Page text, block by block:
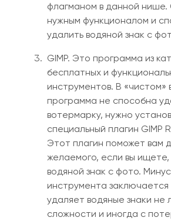
флагманом в данной нише.
нужным функционалом и
удалить водяной знак с
GIMP. Это программа из
бесплатных и
инструментов. В «чистом»
программа не способна
вотермарку, нужно
специальный плагин GIMP
Этот плагин поможет вам
желаемого, если вы ищете,
водяной знак с фото.
инструмента заключается
удаляет водяные знаки не
сложности и иногда с